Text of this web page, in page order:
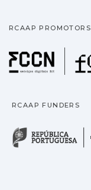
RCAAP PROMOTORS
RCAAP FUNDERS